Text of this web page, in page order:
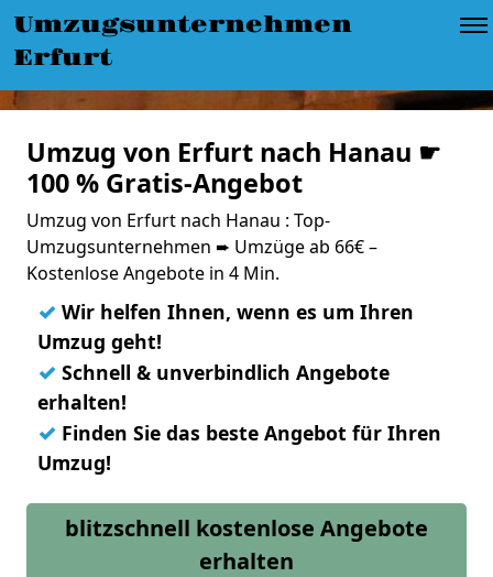
Umzugsunternehmen
Erfurt
Umzug von Erfurt nach Hanau ☛
100 % Gratis-Angebot
Umzug von Erfurt nach Hanau : Top-
Umzugsunternehmen ➨ Umzüge ab 66€ –
Kostenlose Angebote in 4 Min.
✓ Wir helfen Ihnen, wenn es um Ihren
Umzug geht!
✓ Schnell & unverbindlich Angebote
erhalten!
✓ Finden Sie das beste Angebot für Ihren
Umzug!
blitzschnell kostenlose Angebote
erhalten